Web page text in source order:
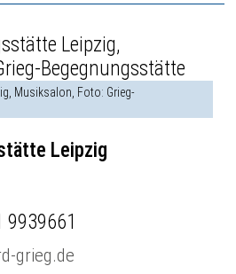
Musiksalon, Foto: Grieg-
Leipzig
9939661
grieg.de